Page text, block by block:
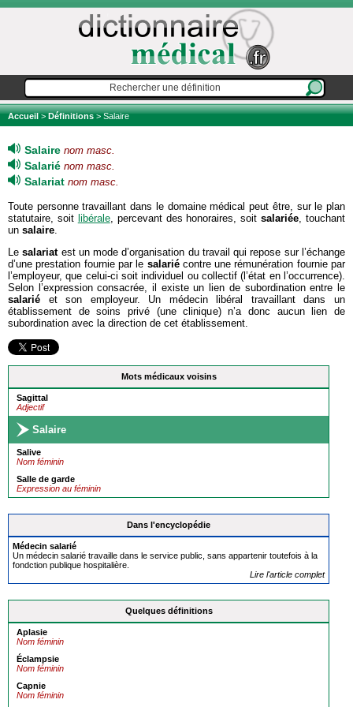
Accueil>Définitions> Salaire
Mots médicaux voisins
Sagittal
Adjectif
Salaire
Salive
Nom féminin
Salle de garde
Expression au féminin
Dans l'encyclopédie
Médecin salarié
Un médecin salarié travaille dans le service public, sans appartenir toutefois à la
fondction publique hospitalière.
Lire l'article complet
Quelques définitions
Aplasie
Nom féminin
Éclampsie
Nom féminin
Capnie
Nom féminin
Salaire nom masc.
Salarié nom masc.
Salariat nom masc.
Toute personne travaillant dans le domaine médical peut être, sur le plan
statutaire, soit libérale, percevant des honoraires, soitsalariée, touchant
un salaire.
Lesalariatest un mode d’organisation du travail qui repose sur l’échange
d’une prestation fournie par le salariécontre une rémunération fournie par
l’employeur, que celui-ci soit individuel ou collectif (l’état en l’occurrence).
Selon l’expression consacrée, il existe un lien de subordination entre le
salarié et son employeur. Un médecin libéral travaillant dans un
établissement de soins privé (une clinique) n’a donc aucun lien de
subordination avec la direction de cet établissement.